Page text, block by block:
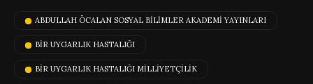
milliyetçiliğin birkaç yüzyıldır insanlığa çektirdiği acıları
meşrulaştırmak olur.
Bunun için yurtseverliği ve toplulukların dil, kültür, kimlik
ABDULLAH ÖCALAN SOSYAL BILIMLER AKADEMI YAYINLARI
BIR UYGARLIK HASTALIĞI
BIR UYGARLIK HASTALIĞI MILLIYETÇILIK